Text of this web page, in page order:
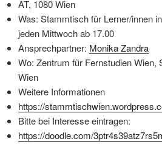
AT, 1080 Wien
Was: Stammtisch für Lerner/innen
jeden Mittwoch ab 17.00
Ansprechpartner: Monika Zandra
Wo: Zentrum für Fernstudien Wien,
Wien
Weitere Informationen
https://
Bitte bei Interesse eintragen:
https://doodle.com/